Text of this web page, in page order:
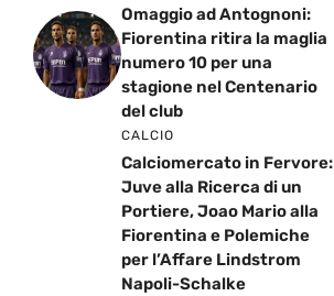
Omaggio ad Antognoni:
Fiorentina ritira la maglia
numero 10 per una
stagione nel Centenario
del club
CALCIO
Calciomercato in Fervore:
Juve alla Ricerca di un
Portiere, Joao Mario alla
Fiorentina e Polemiche
per l’Affare Lindstrom
Napoli-Schalke